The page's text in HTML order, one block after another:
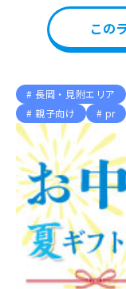
この
長岡・見附エリア
親子向け
pr